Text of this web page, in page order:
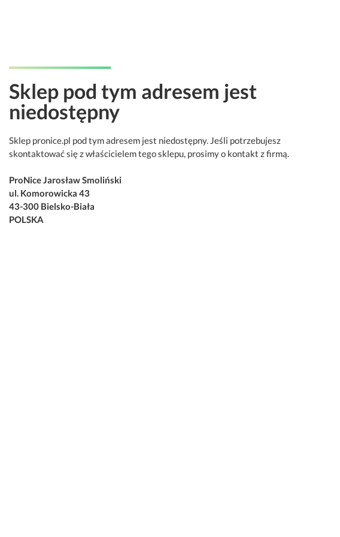
Sklep pod tym adresem jest
niedostępny
Sklep pronice.pl pod tym adresem jest niedostępny. Jeśli potrzebujesz
skontaktować się z właścicielem tego sklepu, prosimy o kontakt z firmą.
ProNice Jarosław Smoliński
ul. Komorowicka 43
43-300 Bielsko-Biała
POLSKA